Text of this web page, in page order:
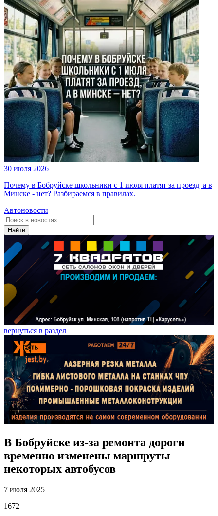
30 июля 2026
Почему в Бобруйске школьники с 1 июля платят за проезд, а в
Минске - нет? Разбираемся в правилах.
Автоновости
Найти
вернуться в раздел
В Бобруйске из-за ремонта дороги
временно изменены маршруты
некоторых автобусов
7 июля 2025
1672